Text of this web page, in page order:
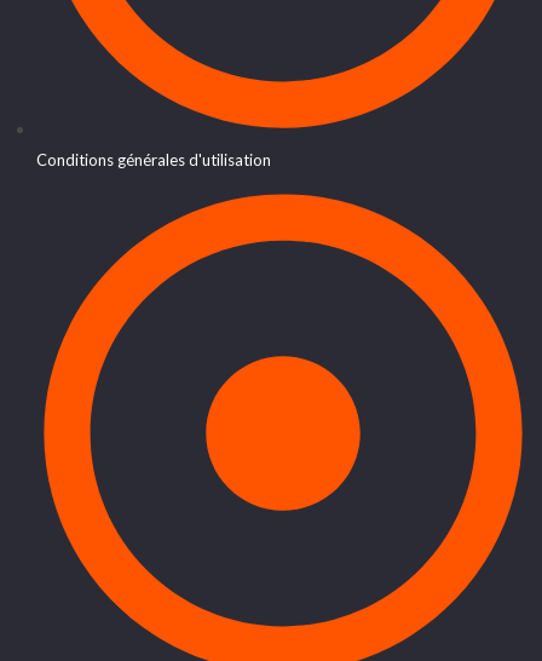
Conditions générales d'utilisation